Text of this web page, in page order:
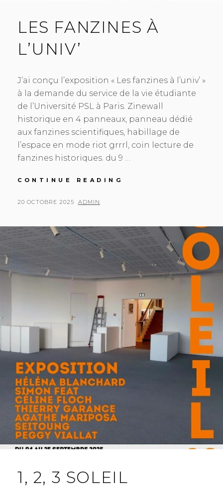
LES FANZINES À
L’UNIV’
J’ai conçu l’exposition « Les fanzines à l’univ’ »
à la demande du service de la vie étudiante
de l’Université PSL à Paris. Zinewall
historique en 4 panneaux, panneau dédié
aux fanzines scientifiques, habillage de
l’espace en mode riot grrrl, coin lecture de
fanzines historiques. du 9 …
CONTINUE READING
POSTED
20 OCTOBRE 2025 BY
ADMIN
1, 2, 3 SOLEIL